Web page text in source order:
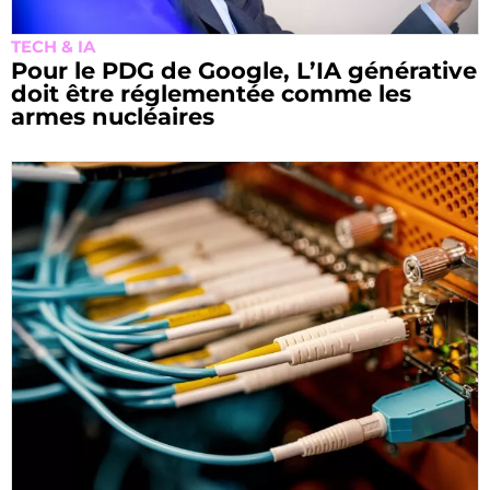
TECH & IA
Pour le PDG de Google, L’IA générative
doit être réglementée comme les
armes nucléaires